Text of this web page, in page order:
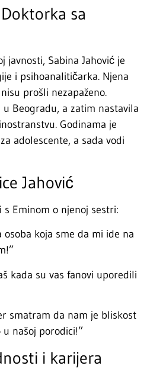
sa
javnosti, Sabina Jahović je
i psihoanalitičarka. Njena
prošli nezapaženo.
Beogradu, a zatim nastavila
Godinama je
adolescente, a sada vodi
Jahović
Eminom o njenoj sestri:
osoba koja sme da mi ide na
kada su vas fanovi uporedili
smatram da nam je bliskost
u našoj porodici!”
i karijera